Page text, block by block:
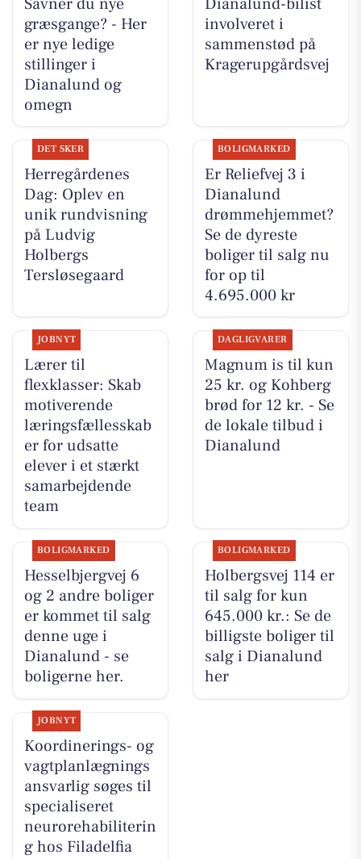
græsgange? - Her
er nye ledige
stillinger i
Dianalund og
omegn
involveret i
sammenstød på
Kragerupgårdsvej
DET SKER
Herregårdenes
Dag: Oplev en
unik rundvisning
på Ludvig
Holbergs
Tersløsegaard
BOLIGMARKED
Er Reliefvej 3 i
Dianalund
drømmehjemmet?
Se de dyreste
boliger til salg nu
for op til
4.695.000 kr
JOBNYT
Lærer til
flexklasser: Skab
motiverende
læringsfællesskab
er for udsatte
elever i et stærkt
samarbejdende
team
DAGLIGVARER
Magnum is til kun
25 kr. og Kohberg
brød for 12 kr. - Se
de lokale tilbud i
Dianalund
BOLIGMARKED
Hesselbjergvej 6
og 2 andre boliger
er kommet til salg
denne uge i
Dianalund - se
boligerne her.
BOLIGMARKED
Holbergsvej 114 er
til salg for kun
645.000 kr.: Se de
billigste boliger til
salg i Dianalund
her
JOBNYT
Koordinerings- og
vagtplanlægnings
ansvarlig søges til
specialiseret
neurorehabiliterin
g hos Filadelfia